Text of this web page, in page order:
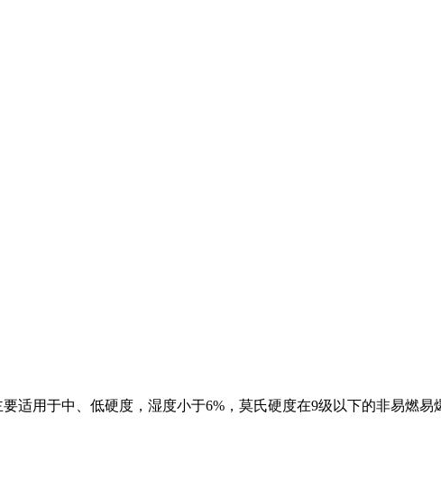
适用于中、低硬度，湿度小于6%，莫氏硬度在9级以下的非易燃